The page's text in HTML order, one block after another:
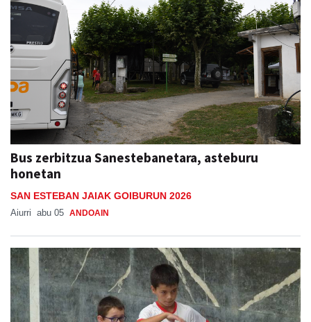
Bus zerbitzua Sanestebanetara, asteburu
honetan
SAN ESTEBAN JAIAK GOIBURUN 2026
Aiurri abu 05 ANDOAIN